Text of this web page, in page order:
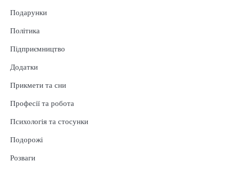
Подарунки
Політика
Підприємництво
Додатки
Прикмети та сни
Професії та робота
Психологія та стосунки
Подорожі
Розваги